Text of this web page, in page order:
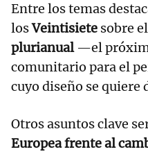
Entre los temas
losVeintisiete sobre el
plurianual—el
comunitario para el
cuyo diseño se quiere
Otros asuntos clave
Europea frente al